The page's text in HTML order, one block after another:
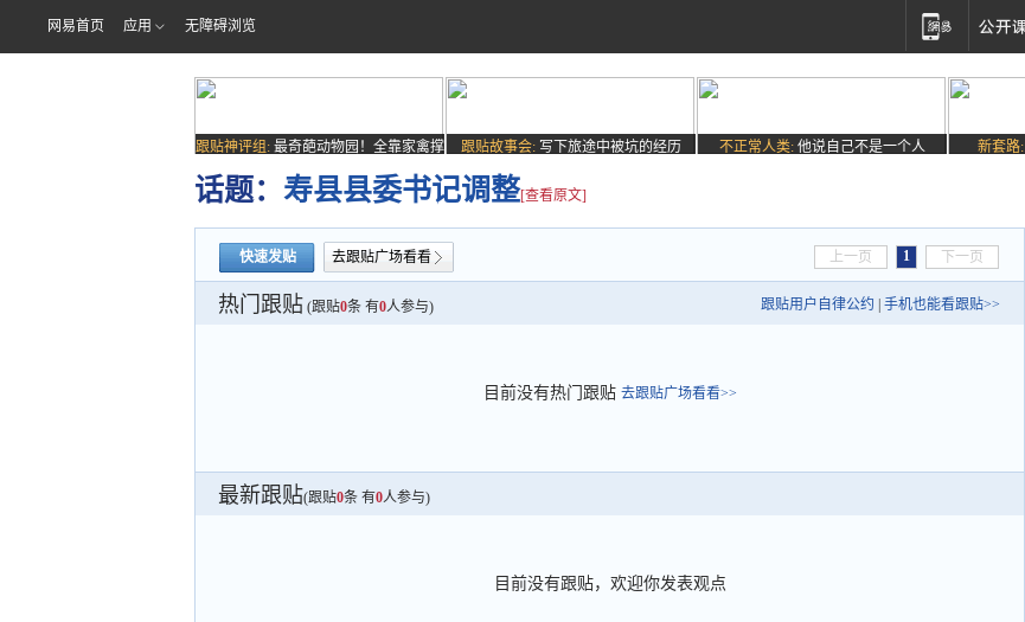
网易首页 应用 无障碍浏览
跟贴神评组: 最奇葩动物园！全靠家禽撑
场子
跟贴故事会: 写下旅途中被坑的经历 不正常人类: 他说自己不是一个人 新套路:
话题： 寿县县委书记调整[查看原文]
快速发贴 去跟贴广场看看 上一页 1 下一页
热门跟贴 (跟贴0条 有0人参与) 跟贴用户自律公约 手机也能看跟贴>>
目前没有热门跟贴 去跟贴广场看看>>
最新跟贴(跟贴0条 有0人参与)
目前没有跟贴，欢迎你发表观点